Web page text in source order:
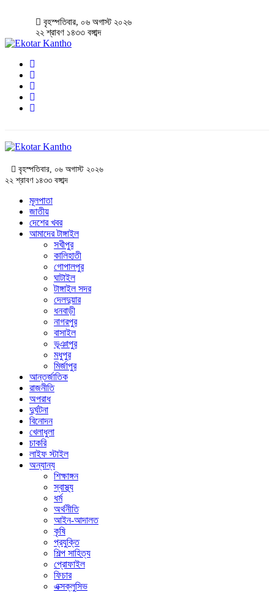
বৃহস্পতিবার, ০৬ অগাস্ট ২০২৬
২২ শ্রাবণ ১৪৩৩ বঙ্গাব্দ
বৃহস্পতিবার, ০৬ অগাস্ট ২০২৬
২২ শ্রাবণ ১৪৩৩ বঙ্গাব্দ
মূলপাতা
জাতীয়
দেশের খবর
আমাদের টাঙ্গাইল
সখীপুর
কালিহাতী
গোপালপুর
ঘাটাইল
টাঙ্গাইল সদর
দেলদুয়ার
ধনবাড়ী
নাগরপুর
বাসাইল
ভূঞাপুর
মধুপুর
মির্জাপুর
আন্তর্জাতিক
রাজনীতি
অপরাধ
দুর্ঘটনা
বিনোদন
খেলাধুলা
চাকরি
লাইফ স্টাইল
অন্যান্য
শিক্ষাঙ্গন
স্বাস্থ্য
ধর্ম
অর্থনীতি
আইন-আদালত
কৃষি
প্রযুক্তি
শিল্প সাহিত্য
প্রোফাইল
ফিচার
এক্সক্লুসিভ